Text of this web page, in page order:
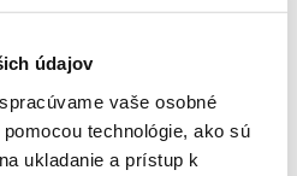
údajov
spracúvame vaše osobné
technológie, ako sú
ukladanie a prístup k